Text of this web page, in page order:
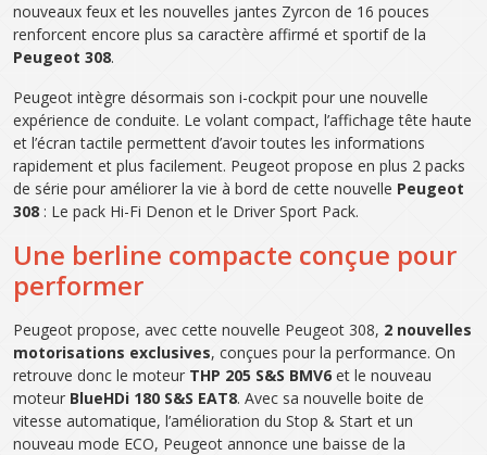
nouveaux feux et les nouvelles jantes Zyrcon de 16 pouces
renforcent encore plus sa caractère affirmé et sportif de la
Peugeot 308.
Peugeot intègre désormais son i-cockpit pour une nouvelle
expérience de conduite. Le volant compact, l’affichage tête haute
et l’écran tactile permettent d’avoir toutes les informations
rapidement et plus facilement. Peugeot propose en plus 2 packs
de série pour améliorer la vie à bord de cette nouvelle Peugeot
308 : Le pack Hi-Fi Denon et le Driver Sport Pack.
Une berline compacte conçue pour
performer
Peugeot propose, avec cette nouvelle Peugeot 308, 2 nouvelles
motorisations exclusives, conçues pour la performance. On
retrouve donc le moteur THP 205 S&S BMV6 et le nouveau
moteur BlueHDi 180 S&S EAT8. Avec sa nouvelle boite de
vitesse automatique, l’amélioration du Stop & Start et un
nouveau mode ECO, Peugeot annonce une baisse de la